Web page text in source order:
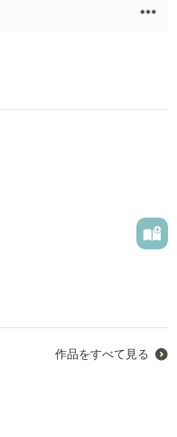
作品をすべて見る